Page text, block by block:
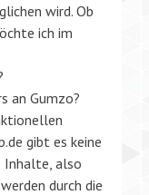
wird. Ob
ich im
an Gumzo?
gibt es keine
Inhalte, also
durch die